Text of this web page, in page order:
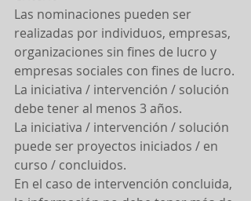
Las nominaciones pueden ser
realizadas por individuos, empresas,
organizaciones sin fines de lucro y
empresas sociales con fines de lucro.
La iniciativa / intervención / solución
debe tener al menos 3 años.
La iniciativa / intervención / solución
puede ser proyectos iniciados / en
curso / concluidos.
En el caso de intervención concluida,